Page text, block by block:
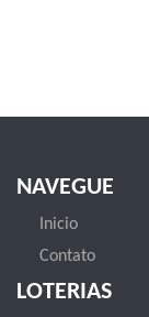
NAVEGUE
Inicio
Contato
LOTERIAS